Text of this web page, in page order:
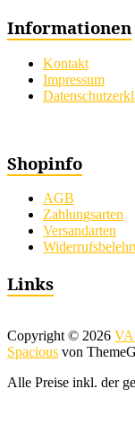
Informationen
Kontakt
Impressum
Shopinfo
AGB
Zahlungsarten
Versandarten
Links
Copyright © 2026
Spacious von
Alle Preise inkl. der